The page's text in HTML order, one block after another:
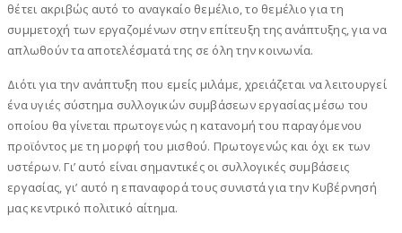
θέτει ακριβώς αυτό το αναγκαίο θεμέλιο, το θεμέλιο για τη
συμμετοχή των εργαζομένων στην επίτευξη της ανάπτυξης, για να
απλωθούν τα αποτελέσματά της σε όλη την κοινωνία.
Διότι για την ανάπτυξη που εμείς μιλάμε, χρειάζεται να λειτουργεί
ένα υγιές σύστημα συλλογικών συμβάσεων εργασίας μέσω του
οποίου θα γίνεται πρωτογενώς η κατανομή του παραγόμενου
προϊόντος με τη μορφή του μισθού. Πρωτογενώς και όχι εκ των
υστέρων. Γι’ αυτό είναι σημαντικές οι συλλογικές συμβάσεις
εργασίας, γι’ αυτό η επαναφορά τους συνιστά για την Κυβέρνησή
μας κεντρικό πολιτικό αίτημα.